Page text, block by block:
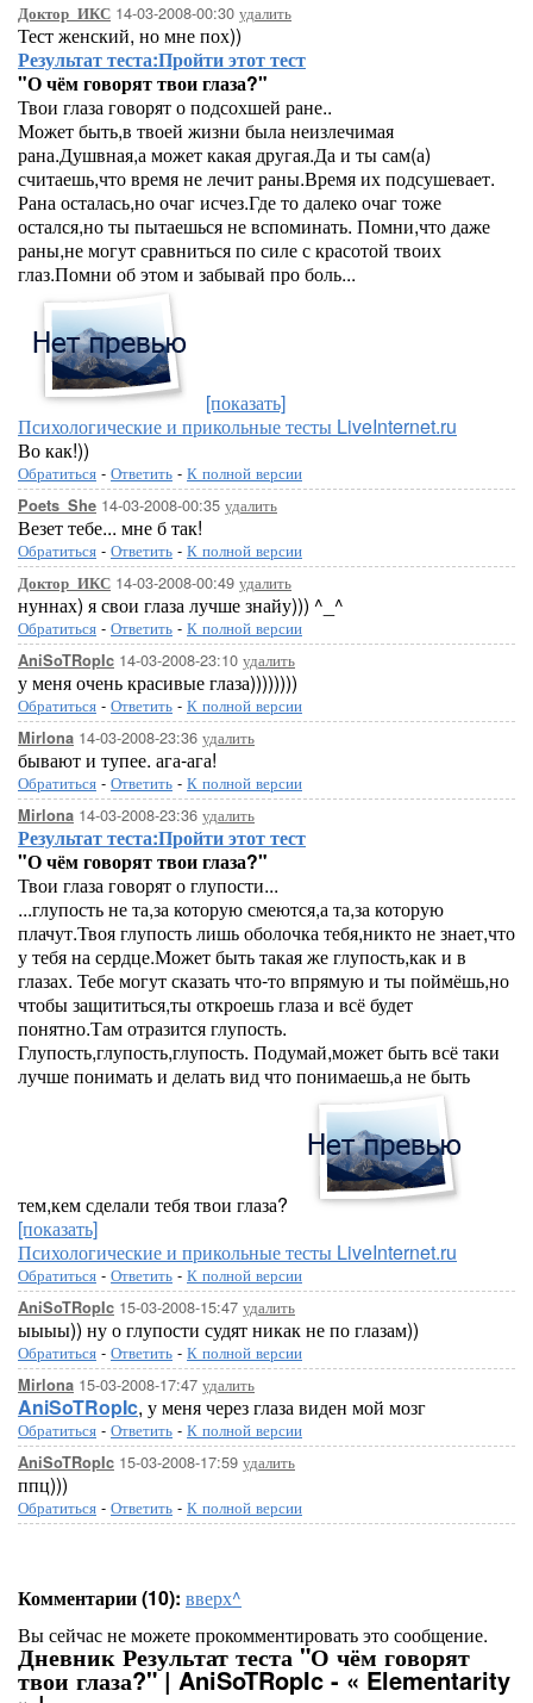
Доктор_ИКС 14-03-2008-00:30 удалить
Тест женский, но мне пох))
Результат теста:Пройти этот тест
"О чём говорят твои глаза?"
Твои глаза говорят о подсохшей ране..
Может быть,в твоей жизни была неизлечимая
рана.Душвная,а может какая другая.Да и ты сам(а)
считаешь,что время не лечит раны.Время их подсушевает.
Рана осталась,но очаг исчез.Где то далеко очаг тоже
остался,но ты пытаешься не вспоминать. Помни,что даже
раны,не могут сравниться по силе с красотой твоих
глаз.Помни об этом и забывай про боль...
[показать]
Психологические и прикольные тесты LiveInternet.ru
Во как!))
Обратиться - Ответить - К полной версии
Poets_She 14-03-2008-00:35 удалить
Везет тебе... мне б так!
Обратиться - Ответить - К полной версии
Доктор_ИКС 14-03-2008-00:49 удалить
нуннах) я свои глаза лучше знайу))) ^_^
Обратиться - Ответить - К полной версии
AniSoTRopIc 14-03-2008-23:10 удалить
у меня очень красивые глаза))))))))
Обратиться - Ответить - К полной версии
Mirlona 14-03-2008-23:36 удалить
бывают и тупее. ага-ага!
Обратиться - Ответить - К полной версии
Mirlona 14-03-2008-23:36 удалить
Результат теста:Пройти этот тест
"О чём говорят твои глаза?"
Твои глаза говорят о глупости...
...глупость не та,за которую смеются,а та,за которую
плачут.Твоя глупость лишь оболочка тебя,никто не знает,что
у тебя на сердце.Может быть такая же глупость,как и в
глазах. Тебе могут сказать что-то впрямую и ты поймёшь,но
чтобы защититься,ты откроешь глаза и всё будет
понятно.Там отразится глупость.
Глупость,глупость,глупость. Подумай,может быть всё таки
лучше понимать и делать вид что понимаешь,а не быть
тем,кем сделали тебя твои глаза?
[показать]
Психологические и прикольные тесты LiveInternet.ru
Обратиться - Ответить - К полной версии
AniSoTRopIc 15-03-2008-15:47 удалить
ыыыы)) ну о глупости судят никак не по глазам))
Обратиться - Ответить - К полной версии
Mirlona 15-03-2008-17:47 удалить
AniSoTRopIc, у меня через глаза виден мой мозг
Обратиться - Ответить - К полной версии
AniSoTRopIc 15-03-2008-17:59 удалить
ппц)))
Обратиться - Ответить - К полной версии
Комментарии (10): вверх^
Вы сейчас не можете прокомментировать это сообщение.
Дневник Результат теста "О чём говорят
твои глаза?" | AniSoTRopIc - « Elementarity